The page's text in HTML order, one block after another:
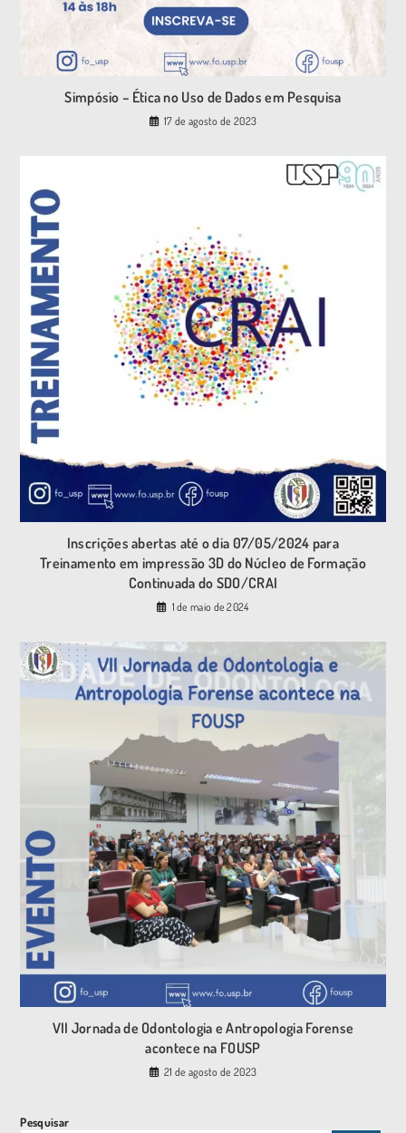
Simpósio – Ética no Uso de Dados em Pesquisa
17 de agosto de 2023
Inscrições abertas até o dia 07/05/2024 para
Treinamento em impressão 3D do Núcleo de Formação
Continuada do SDO/CRAI
1 de maio de 2024
VII Jornada de Odontologia e Antropologia Forense
acontece na FOUSP
21 de agosto de 2023
Pesquisar